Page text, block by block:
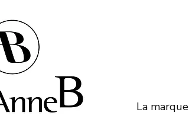
La marque